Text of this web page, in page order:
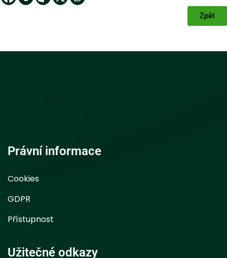
Zpět
Právní informace
Cookies
GDPR
Přístupnost
Užitečné odkazy